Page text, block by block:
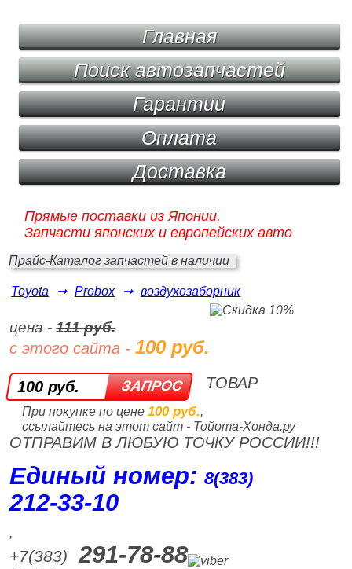
Главная
Поиск автозапчастей
Гарантии
Оплата
Доставка
Прямые поставки из Японии.
Запчасти японских и европейских авто
Прайс-Каталог запчастей в наличии
Toyota ➞ Probox ➞ воздухозаборник
цена -111 руб.
с этого сайта -100 руб.
100 руб.
При покупке по цене 100 руб.,
ссылайтесь на этот сайт - Тойота-Хонда.ру
ТОВАР
ОТПРАВИМ В ЛЮБУЮ ТОЧКУ РОССИИ!!!
Единый номер:8(383)
212‑33‑10
,
+7(383) 291-78-88